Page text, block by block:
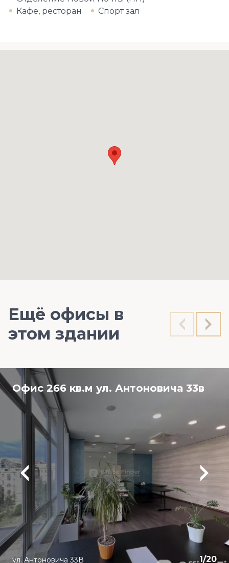
Кафе, ресторан
Спорт зал
Ещё офисы в
этом здании
Офис 266 кв.м ул. Антоновича 33в
1/20
ул. Антоновича 33В